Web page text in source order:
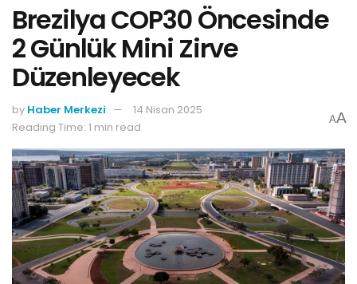
Brezilya COP30 Öncesinde
2 Günlük Mini Zirve
Düzenleyecek
by Haber Merkezi
14 Nisan 2025
Reading Time: 1 min read
AA